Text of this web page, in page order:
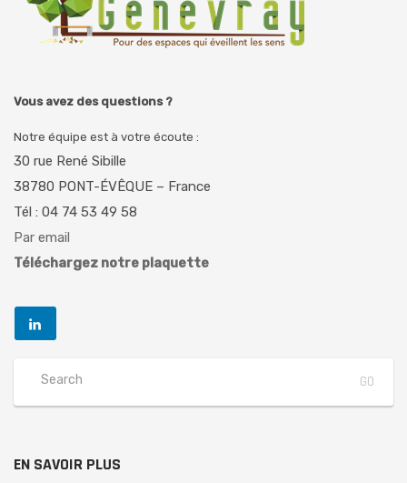
Vous avez des questions ?
Notre équipe est à votre écoute :
30 rue René Sibille
38780 PONT-ÉVÊQUE – France
Tél : 04 74 53 49 58
Par email
Téléchargez notre plaquette
EN SAVOIR PLUS